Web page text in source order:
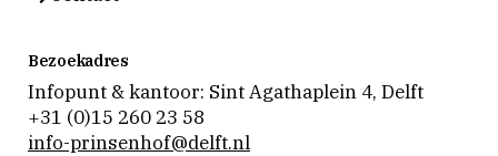
Bezoekadres
Infopunt & kantoor: Sint Agathaplein 4, Delft
+31 (0)15 260 23 58
info-prinsenhof@delft.nl